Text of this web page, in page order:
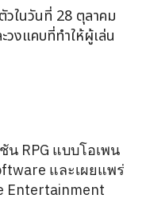
ในวันที่ 28 ตุลาคม
งแคบที่ทำให้ผู้เล่น
น RPG แบบโอเพน
และเผยแพร่
Entertainment